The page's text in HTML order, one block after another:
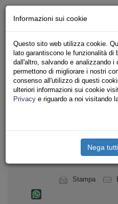
navigation
Stampa
Informazioni sui cookie
Questo sito web utilizza cookie.
lato garantiscono le funzionalità di
dall'altro, salvando e analizzando i
permettono di migliorare i nostri
consenso all'utilizzo di questi
ulteriori informazioni sui cookie
Privacy e riguardo a noi visitando
Nega